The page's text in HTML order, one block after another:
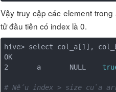
Vậy truy cập các element
tử đầu tiên có index là 0.
hive> select col_a[1],
OK
2       a       NULL
# Nếu index > size của